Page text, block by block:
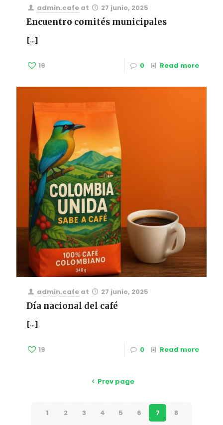
admin.cafe at 27 junio, 2025
Encuentro comités municipales
[…]
19 0 Read more
admin.cafe at 27 junio, 2025
Día nacional del café
[…]
19 0 Read more
Prev page
1 2 3 4 5 6 7
8